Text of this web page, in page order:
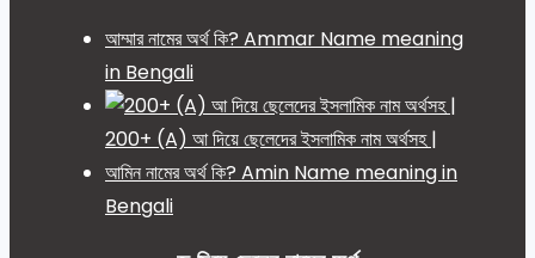
আম্মার নামের অর্থ কি? Ammar Name meaning
in Bengali
200+ (A) আ দিয়ে ছেলেদের ইসলামিক নাম অর্থসহ |
আমিন নামের অর্থ কি? Amin Name meaning in
Bengali